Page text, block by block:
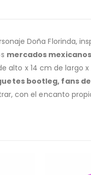
Doña Florinda,
mercados
alto x 14 cm de largo
bootleg, fans
con el encanto